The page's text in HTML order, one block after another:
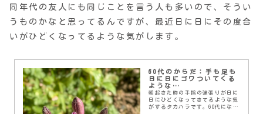
同年代の友人にも同じことを言う人も多いので、そうい
うものかなと思ってるんですが、最近日に日にその度合
いがひどくなってるような気がします。
60代のからだ：手も足も
日に日にゴワついてくる
ような…
朝起きた時の手指の強張りが日に
日にひどくなってきてるような気
がするタカハラです。60代になり